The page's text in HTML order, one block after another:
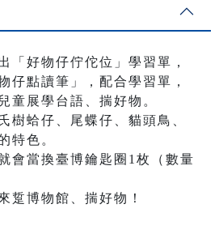
「好物仔佇佗位」學習單，
仔點讀筆」，配合學習單，
童展學台語、揣好物。
樹蛤仔、尾蝶仔、貓頭鳥、
特色。
會當換臺博鑰匙圈1枚（數量
踅博物館、揣好物！